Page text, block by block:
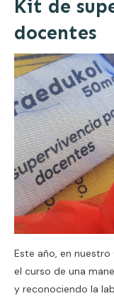
Kit de
docentes
Este año, en
el curso de una
y reconociendo la